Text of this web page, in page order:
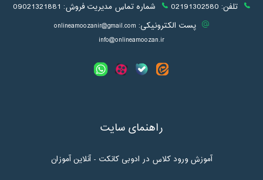
تلفن: 02191302580 شماره تماس مدیریت فروش: 09021321881
پست الکترونیکی: onlineamoozanir@gmail.com
info@onlineamoozan.ir
راهنمای سایت
آموزش ورود کلاس در ادوبی کانکت - آنلاین آموزان